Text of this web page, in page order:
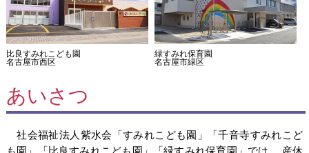
比良すみれこども園
名古屋市西区
緑すみれ保育園
名古屋市緑区
あいさつ
社会福祉法人紫水会「すみれこども園」「千音寺すみれこど